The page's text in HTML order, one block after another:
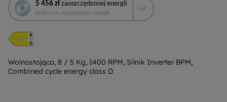
5 456 zł zaoszczędzonej energii
Srebro za oszczędność energii
działanie
otworzy
narzędzie
do
energii
Youreko.
Wolnostojąca, 8 / 5 Kg, 1400 RPM, Silnik Inverter BPM,
Combined cycle energy class D